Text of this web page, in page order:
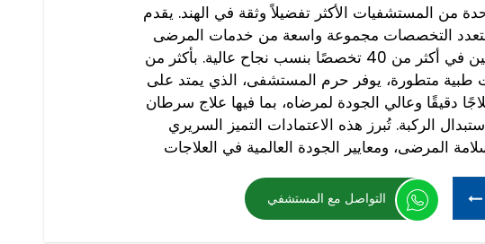
من المستشفيات الأكثر تفضيلاً وثقة في الهند. يقدم
التخصصات مجموعة واسعة من خدمات المرضى
الداخليين والخارجيين في أكثر من 40 تخصصًا بنسب نجاح عالية. بأكثر من
طبية متطورة، يوفر حرم المستشفى، الذي يمتد على
علاجًا دقيقًا وعالي الجودة لمرضاه، بما فيها علاج سرطان
الركبة. تُبرز هذه الاعتمادات التميز السريري
التواصل مع المستشفي